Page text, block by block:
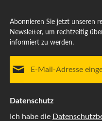
Abonnieren Sie jetzt unseren
Newsletter, um rechtzeitig
informiert zu werden.
Datenschutz
Ich habe die